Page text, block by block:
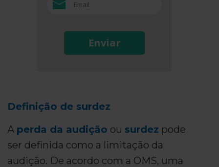
Enviar
Definição de surdez
A perda da audição ou surdez pode
ser definida como a limitação da
audição. De acordo com a OMS, uma